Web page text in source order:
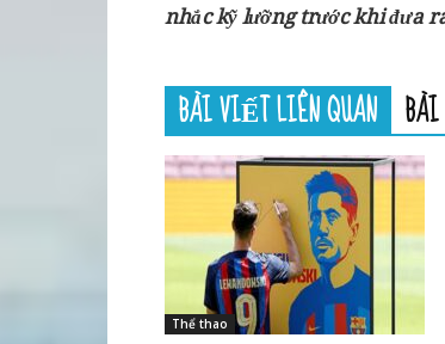
nhắc kỹ lưỡng trước khi đưa
BÀI VIẾT LIÊN QUAN
Thể thao